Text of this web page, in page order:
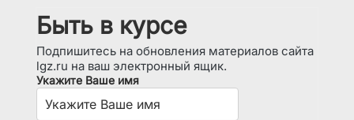
Быть в курсе
Подпишитесь на обновления материалов сайта
lgz.ru на ваш электронный ящик.
Укажите Ваше имя